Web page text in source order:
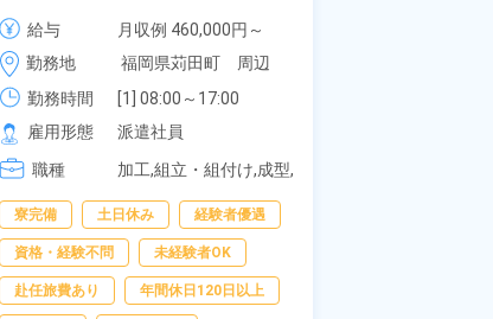
代～40代の男女活躍中★ワンルー
ム寮無料！マイカー通勤OK！無料
駐車場あり！赴任旅費会社負担！
社員食堂あり！日払いあり！土日
休み！特別賞与90万円支給！《福
岡県京都郡苅田町》
給与
月収例 460,000円～
480,000円
時給 1,900円～1,900円
勤務地
福岡県苅田町　周辺
勤務時間
[1] 08:00～17:00
[2] 20:00～05:00
[3] 06:30～15:00
[4] 14:30～23:00
雇用形態
派遣社員
職種
加工,組立・組付け,成型,
オペレーター,部品供
給・充填・運搬,検査,物
流・配送
寮完備 土日休み 経験者優遇
資格・経験不問 未経験者OK
赴任旅費あり 年間休日120日以上